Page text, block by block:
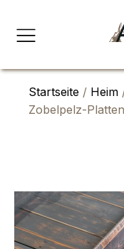
Startseite / Heim
Zobelpelz-